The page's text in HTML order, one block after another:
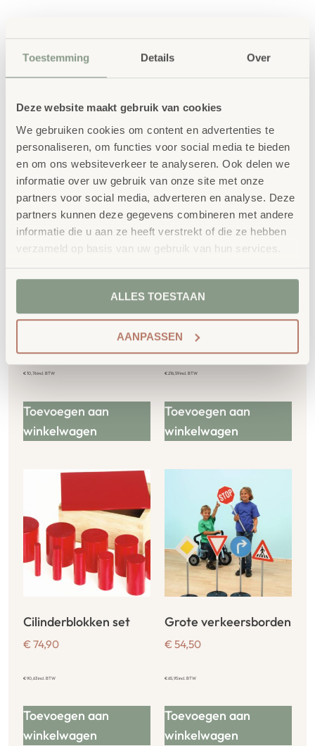
Toestemming Details Over
Deze website maakt gebruik van cookies
We gebruiken cookies om content en advertenties te
personaliseren, om functies voor social media te bieden
en om ons websiteverkeer te analyseren. Ook delen we
informatie over uw gebruik van onze site met onze
partners voor social media, adverteren en analyse. Deze
partners kunnen deze gegevens combineren met andere
informatie die u aan ze heeft verstrekt of die ze hebben
verzameld op basis van uw gebruik van hun services.
ALLES TOESTAAN
AANPASSEN
Gerelateerde
producten
Softbal Geel ∅ 15cm
€10,76incl. BTW
Toevoegen aan
winkelwagen
Lettermatten
€179,00
€216,59incl. BTW
Toevoegen aan
winkelwagen
Cilinderblokken set
€ 74,90
€90,63incl. BTW
Toevoegen aan
winkelwagen
Grote verkeersborden
€ 54,50
€65,95incl. BTW
Toevoegen aan
winkelwagen